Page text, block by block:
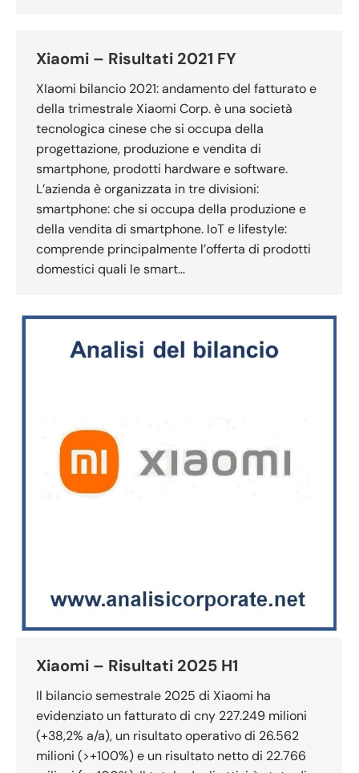
Xiaomi – Risultati 2021 FY
XIaomi bilancio 2021: andamento del fatturato e
della trimestrale Xiaomi Corp. è una società
tecnologica cinese che si occupa della
progettazione, produzione e vendita di
smartphone, prodotti hardware e software.
L’azienda è organizzata in tre divisioni:
smartphone: che si occupa della produzione e
della vendita di smartphone. IoT e lifestyle:
comprende principalmente l’offerta di prodotti
domestici quali le smart…
Xiaomi – Risultati 2025 H1
Il bilancio semestrale 2025 di Xiaomi ha
evidenziato un fatturato di cny 227.249 milioni
(+38,2% a/a), un risultato operativo di 26.562
milioni (>+100%) e un risultato netto di 22.766